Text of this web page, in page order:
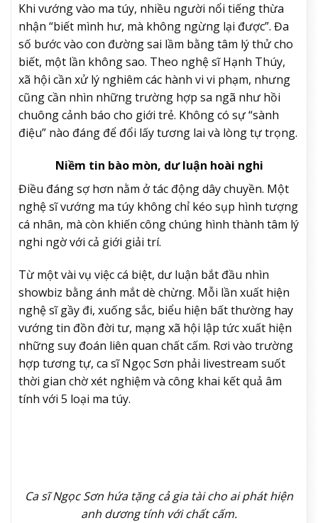
Khi vướng vào ma túy, nhiều người nổi tiếng thừa
nhận “biết mình hư, mà không ngừng lại được”. Đa
số bước vào con đường sai lầm bằng tâm lý thử cho
biết, một lần không sao. Theo nghệ sĩ Hạnh Thúy,
xã hội cần xử lý nghiêm các hành vi vi phạm, nhưng
cũng cần nhìn những trường hợp sa ngã như hồi
chuông cảnh báo cho giới trẻ. Không có sự “sành
điệu” nào đáng để đổi lấy tương lai và lòng tự trọng.
Niềm tin bào mòn, dư luận hoài nghi
Điều đáng sợ hơn nằm ở tác động dây chuyền. Một
nghệ sĩ vướng ma túy không chỉ kéo sụp hình tượng
cá nhân, mà còn khiến công chúng hình thành tâm lý
nghi ngờ với cả giới giải trí.
Từ một vài vụ việc cá biệt, dư luận bắt đầu nhìn
showbiz bằng ánh mắt dè chừng. Mỗi lần xuất hiện
nghệ sĩ gầy đi, xuống sắc, biểu hiện bất thường hay
vướng tin đồn đời tư, mạng xã hội lập tức xuất hiện
những suy đoán liên quan chất cấm. Rơi vào trường
hợp tương tự, ca sĩ Ngọc Sơn phải livestream suốt
thời gian chờ xét nghiệm và công khai kết quả âm
tính với 5 loại ma túy.
Ca sĩ Ngọc Sơn hứa tặng cả gia tài cho ai phát hiện
anh dương tính với chất cấm.